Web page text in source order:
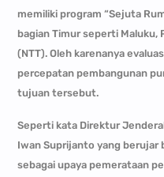
memiliki program “Sejuta
bagian Timur seperti Maluku,
(NTT). Oleh karenanya
percepatan pembangunan
tujuan tersebut.
Seperti kata Direktur
Iwan Suprijanto yang berujar
sebagai upaya pemerataan